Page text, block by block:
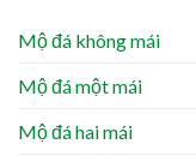
Mộ đá không mái
Mộ đá một mái
Mộ đá hai mái